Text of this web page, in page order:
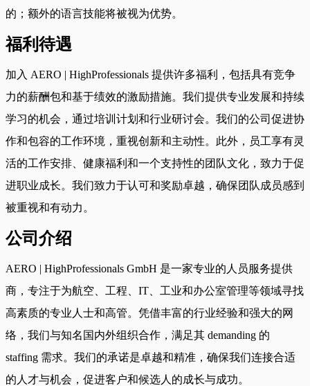
的；额外的语言技能将被视为优势。
福利待遇
加入 AERO | HighProfessionals 提供许多福利，包括具有竞争
力的薪酬包和基于绩效的激励措施。我们提供专业发展和持续
学习的机会，通过培训计划和行业研讨会。我们的公司促进协
作和包容的工作环境，重视创新和主动性。此外，员工享有灵
活的工作安排、健康福利和一个支持性的团队文化，致力于促
进职业成长。我们致力于认可和奖励卓越，确保团队成员感到
被重视和有动力。
公司介绍
AERO | HighProfessionals GmbH 是一家专业的人员服务提供
商，专注于为航空、工程、IT、工业和办公室管理等领域寻找
高素质的专业人士和高管。凭借丰富的行业经验和强大的网
络，我们与知名国内外组织合作，满足其 demanding 的
staffing 需求。我们的承诺是卓越和精准，确保我们连接合适
的人才与机会，促进客户和候选人的成长与成功。